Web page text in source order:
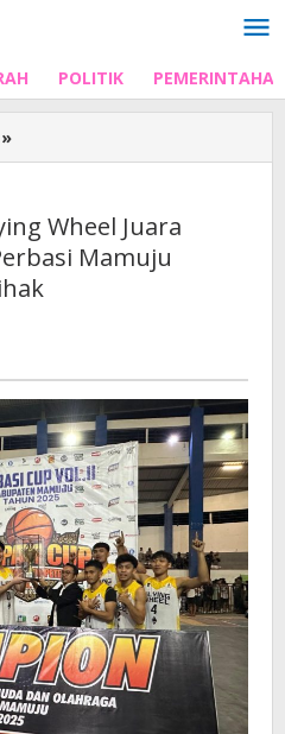
POLITIK
»
Tinggi!
Juara
Bupati
Cup
Mamuju
Apresiasi
Semua
Pihak
Wheel Juara
Mamuju